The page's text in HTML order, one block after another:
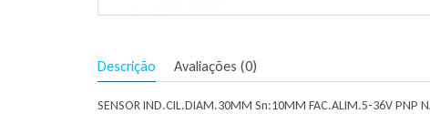
Descrição Avaliações (0)
SENSOR IND.CIL.DIAM.30MM Sn:10MM FAC.ALIM.5-36V PNP